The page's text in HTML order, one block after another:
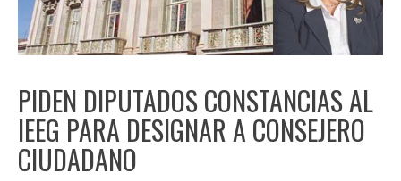
PIDEN DIPUTADOS CONSTANCIAS AL
IEEG PARA DESIGNAR A CONSEJERO
CIUDADANO